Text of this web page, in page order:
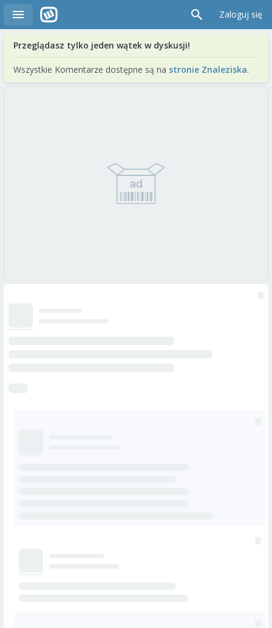
Zaloguj się
Przeglądasz tylko jeden wątek w dyskusji!
Wszystkie Komentarze dostępne są na stronie Znaleziska.